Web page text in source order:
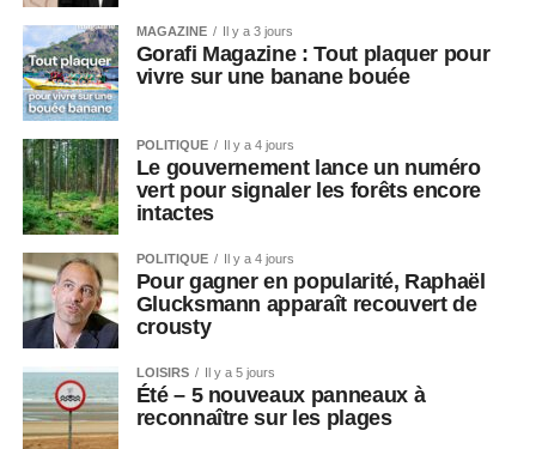
MAGAZINE Il y a 3 jours
Gorafi Magazine : Tout plaquer pour
vivre sur une banane bouée
POLITIQUE Il y a 4 jours
Le gouvernement lance un numéro
vert pour signaler les forêts encore
intactes
POLITIQUE Il y a 4 jours
Pour gagner en popularité, Raphaël
Glucksmann apparaît recouvert de
crousty
LOISIRS Il y a 5 jours
Été – 5 nouveaux panneaux à
reconnaître sur les plages